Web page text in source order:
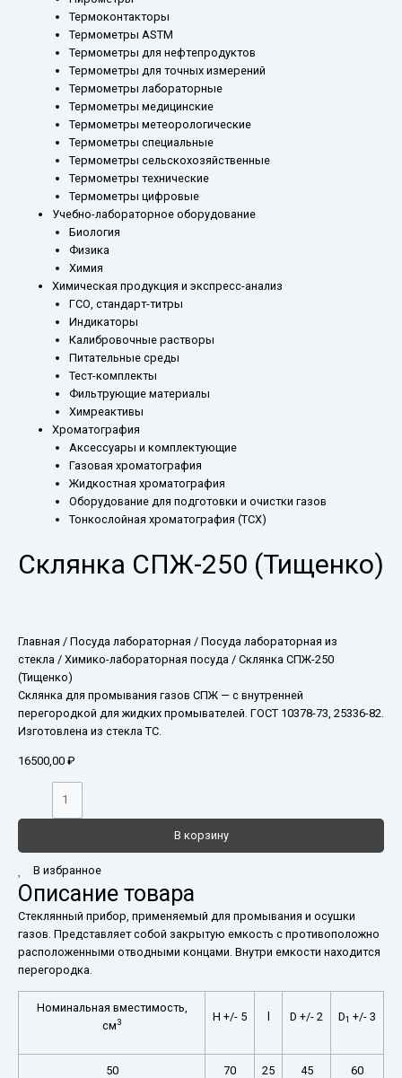
Термоконтакторы
Термометры ASTM
Термометры для нефтепродуктов
Термометры для точных измерений
Термометры лабораторные
Термометры медицинские
Термометры метеорологические
Термометры специальные
Термометры сельскохозяйственные
Термометры технические
Термометры цифровые
Учебно-лабораторное оборудование
Биология
Физика
Химия
Химическая продукция и экспресс-анализ
ГСО, стандарт-титры
Индикаторы
Калибровочные растворы
Питательные среды
Тест-комплекты
Фильтрующие материалы
Химреактивы
Хроматография
Аксессуары и комплектующие
Газовая хроматография
Жидкостная хроматография
Оборудование для подготовки и очистки газов
Тонкослойная хроматография (ТСХ)
Склянка СПЖ-250 (Тищенко)
Главная / Посуда лабораторная / Посуда лабораторная из
стекла / Химико-лабораторная посуда / Склянка СПЖ-250
(Тищенко)
Склянка для промывания газов СПЖ — с внутренней
перегородкой для жидких промывателей. ГОСТ 10378-73, 25336-82.
Изготовлена из стекла ТС.
16500,00 ₽
В корзину
В избранное
Описание товара
Стеклянный прибор, применяемый для промывания и осушки
газов. Представляет собой закрытую емкость с противоположно
расположенными отводными концами. Внутри емкости находится
перегородка.
Номинальная вместимость,
см3 H +/- 5 l D +/- 2 D1 +/- 3
50 70 25 45 60